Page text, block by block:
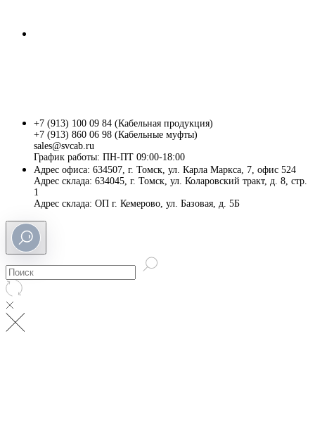
+7 (913) 100 09 84 (Кабельная продукция)
+7 (913) 860 06 98 (Кабельные муфты)
sales@svcab.ru
График работы: ПН-ПТ 09:00-18:00
Адрес офиса: 634507, г. Томск, ул. Карла Маркса, 7, офис 524
Адрес склада: 634045, г. Томск, ул. Коларовский тракт, д. 8, стр.
1
Адрес склада: ОП г. Кемерово, ул. Базовая, д. 5Б